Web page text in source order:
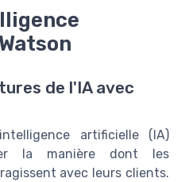
de l'IA avec
artificielle (IA)
la manière dont les
avec leurs clients.